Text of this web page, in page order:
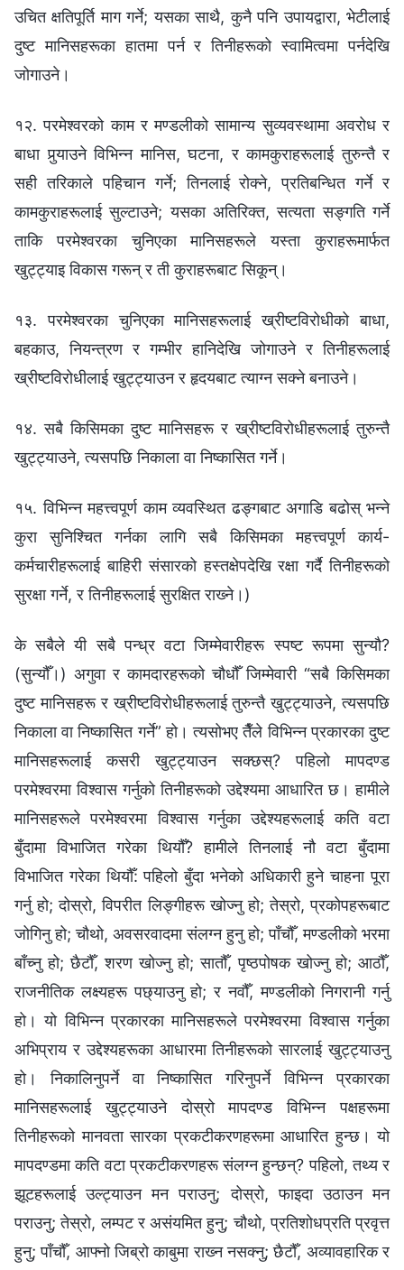
उचित क्षतिपूर्ति माग गर्ने; यसका साथै, कुनै पनि उपायद्वारा, भेटीलाई
दुष्ट मानिसहरूका हातमा पर्न र तिनीहरूको स्वामित्वमा पर्नदेखि
जोगाउने।
१२. परमेश्‍वरको काम र मण्डलीको सामान्य सुव्यवस्थामा अवरोध र
बाधा पुर्‍याउने विभिन्‍न मानिस, घटना, र कामकुराहरूलाई तुरुन्तै र
सही तरिकाले पहिचान गर्ने; तिनलाई रोक्‍ने, प्रतिबन्धित गर्ने र
कामकुराहरूलाई सुल्टाउने; यसका अतिरिक्त, सत्यता सङ्‍गति गर्ने
ताकि परमेश्‍वरका चुनिएका मानिसहरूले यस्ता कुराहरूमार्फत
खुट्ट्याइ विकास गरून् र ती कुराहरूबाट सिकून्।
१३. परमेश्‍वरका चुनिएका मानिसहरूलाई ख्रीष्टविरोधीको बाधा,
बहकाउ, नियन्त्रण र गम्‍भीर हानिदेखि जोगाउने र तिनीहरूलाई
ख्रीष्टविरोधीलाई खुट्ट्याउन र हृदयबाट त्याग्‍न सक्‍ने बनाउने।
१४. सबै किसिमका दुष्ट मानिसहरू र ख्रीष्टविरोधीहरूलाई तुरुन्तै
खुट्ट्याउने, त्यसपछि निकाला वा निष्कासित गर्ने।
१५. विभिन्‍न महत्त्वपूर्ण काम व्यवस्थित ढङ्‍गबाट अगाडि बढोस् भन्‍ने
कुरा सुनिश्‍चित गर्नका लागि सबै किसिमका महत्त्वपूर्ण कार्य-
कर्मचारीहरूलाई बाहिरी संसारको हस्तक्षेपदेखि रक्षा गर्दै तिनीहरूको
सुरक्षा गर्ने, र तिनीहरूलाई सुरक्षित राख्‍ने।)
के सबैले यी सबै पन्ध्र वटा जिम्मेवारीहरू स्पष्ट रूपमा सुन्यौ?
(सुन्यौँ।) अगुवा र कामदारहरूको चौधौँ जिम्मेवारी “सबै किसिमका
दुष्ट मानिसहरू र ख्रीष्टविरोधीहरूलाई तुरुन्तै खुट्ट्याउने, त्यसपछि
निकाला वा निष्कासित गर्ने” हो। त्यसोभए तैँले विभिन्न प्रकारका दुष्ट
मानिसहरूलाई कसरी खुट्ट्याउन सक्छस्? पहिलो मापदण्ड
परमेश्‍वरमा विश्‍वास गर्नुको तिनीहरूको उद्देश्यमा आधारित छ। हामीले
मानिसहरूले परमेश्‍वरमा विश्‍वास गर्नुका उद्देश्यहरूलाई कति वटा
बुँदामा विभाजित गरेका थियौँ? हामीले तिनलाई नौ वटा बुँदामा
विभाजित गरेका थियौँ: पहिलो बुँदा भनेको अधिकारी हुने चाहना पूरा
गर्नु हो; दोस्रो, विपरीत लिङ्गीहरू खोज्नु हो; तेस्रो, प्रकोपहरूबाट
जोगिनु हो; चौथो, अवसरवादमा संलग्न हुनु हो; पाँचौँ, मण्डलीको भरमा
बाँच्नु हो; छैटौँ, शरण खोज्नु हो; सातौँ, पृष्ठपोषक खोज्नु हो; आठौँ,
राजनीतिक लक्ष्यहरू पछ्याउनु हो; र नवौँ, मण्डलीको निगरानी गर्नु
हो। यो विभिन्न प्रकारका मानिसहरूले परमेश्‍वरमा विश्‍वास गर्नुका
अभिप्राय र उद्देश्यहरूका आधारमा तिनीहरूको सारलाई खुट्ट्याउनु
हो। निकालिनुपर्ने वा निष्कासित गरिनुपर्ने विभिन्न प्रकारका
मानिसहरूलाई खुट्ट्याउने दोस्रो मापदण्ड विभिन्न पक्षहरूमा
तिनीहरूको मानवता सारका प्रकटीकरणहरूमा आधारित हुन्छ। यो
मापदण्डमा कति वटा प्रकटीकरणहरू संलग्न हुन्छन्? पहिलो, तथ्य र
झूटहरूलाई उल्ट्याउन मन पराउनु; दोस्रो, फाइदा उठाउन मन
पराउनु; तेस्रो, लम्पट र असंयमित हुनु; चौथो, प्रतिशोधप्रति प्रवृत्त
हुनु; पाँचौँ, आफ्नो जिब्रो काबुमा राख्‍न नसक्नु; छैटौँ, अव्यावहारिक र